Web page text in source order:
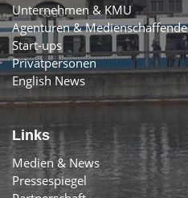
Unternehmen & KMU
Agenturen & Medienschaffende
Start-ups
Privatpersonen
English News
Links
Medien & News
Pressespiegel